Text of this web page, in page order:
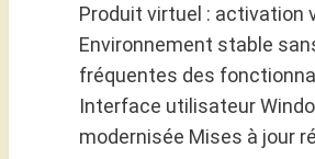
Produit virtuel : activation
Environnement stable
fréquentes des
Interface utilisateur
modernisée Mises à jour